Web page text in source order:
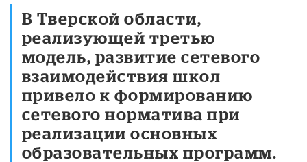
В Тверской области,
реализующей третью
модель, развитие сетевого
взаимодействия школ
привело к формированию
сетевого норматива при
реализации основных
образовательных программ.